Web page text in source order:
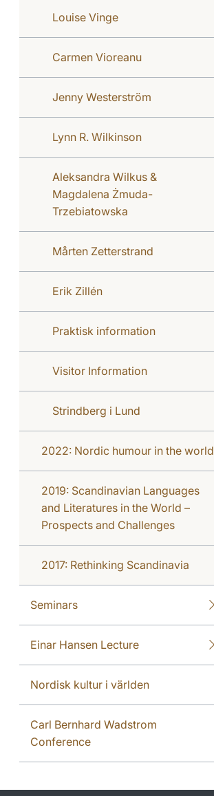
Louise Vinge
Carmen Vioreanu
Jenny Westerström
Lynn R. Wilkinson
Aleksandra Wilkus &
Magdalena Żmuda-
Trzebiatowska
Mårten Zetterstrand
Erik Zillén
Praktisk information
Visitor Information
Strindberg i Lund
2022: Nordic humour in the world
2019: Scandinavian Languages
and Literatures in the World –
Prospects and Challenges
2017: Rethinking Scandinavia
Seminars
Einar Hansen Lecture
Nordisk kultur i världen
Carl Bernhard Wadstrom
Conference